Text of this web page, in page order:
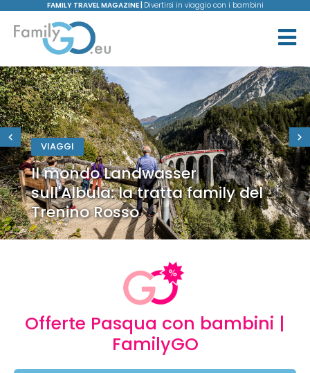
FAMILY TRAVEL MAGAZINE | Divertirsi in viaggio con i bambini
VIAGGI
Il mondo Landwasser
sull'Albula: la tratta family del
Trenino Rosso
Offerte Pasqua con bambini |
FamilyGO